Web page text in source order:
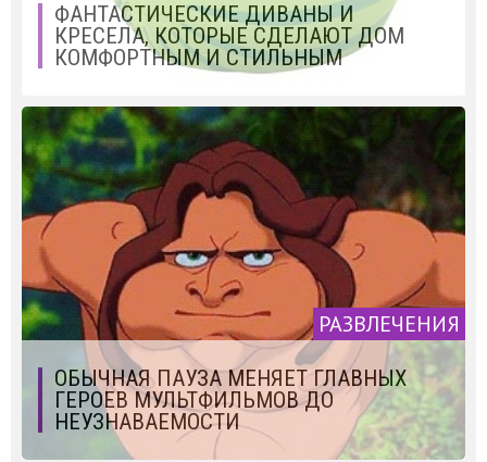
ФАНТАСТИЧЕСКИЕ ДИВАНЫ И
КРЕСЕЛА, КОТОРЫЕ СДЕЛАЮТ ДОМ
КОМФОРТНЫМ И СТИЛЬНЫМ
РАЗВЛЕЧЕНИЯ
ОБЫЧНАЯ ПАУЗА МЕНЯЕТ ГЛАВНЫХ
ГЕРОЕВ МУЛЬТФИЛЬМОВ ДО
НЕУЗНАВАЕМОСТИ